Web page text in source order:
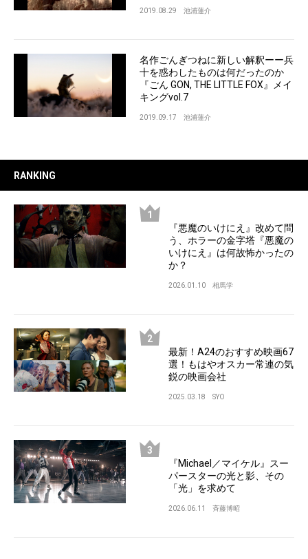
2019.08.29 池浦蓮介
名作ごんぎつねに新しい解釈ーー兵
十を惑わしたものは何だったのか
『ごん GON, THE LITTLE FOX』メイ
キングvol.7
2019.09.17 池浦蓮介
RANKING
『悪魔のいけにえ』改めて問
う、ホラーの金字塔『悪魔の
いけにえ』は何故怖かったの
か？
2026.01.10 相馬学
最新！A24のおすすめ映画67
選！もはやオスカー常連の気
鋭の映画会社
2025.03.18 SYO
『Michael／マイケル』スー
パースターの光と影、その
「光」を求めて
2026.06.11 斉藤博昭